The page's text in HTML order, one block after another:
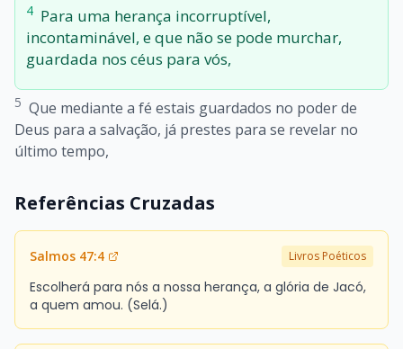
4 Para uma herança incorruptível,
incontaminável, e que não se pode murchar,
guardada nos céus para vós,
5 Que mediante a fé estais guardados no poder de
Deus para a salvação, já prestes para se revelar no
último tempo,
Referências Cruzadas
Salmos 47:4 Livros Poéticos
Escolherá para nós a nossa herança, a glória de Jacó,
a quem amou. (Selá.)